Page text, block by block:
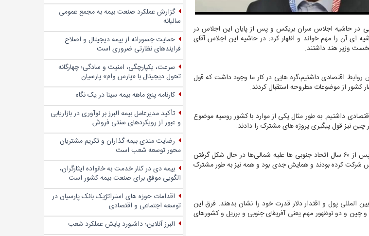
در حاشیه اجلاس سران بریکس و پس از پایان این اجلاس در
ای آن را مهم خواند و اظهار کرد: در حاشیه این اجلاس آقای
وزیر هند داشتند.
اقتصادی داشتیم،گره هایی در کار ما وجود داشت که قول
کشور از موضوعات مطروحه استقبال کردند.
داشتیم. به طور مثال یکی از موارد با کشور روسیه موضوع
چین نیز قول پیگیری پروژه های مشترک را دادند.
همتی با بیان اینکه درخصوص بریکس نیز اتفاق مهمی در دنیا افتاده است، عنوان کرد: پس از ۶۰ سال اتحاد جنوبی ها علیه شمالی‌ها در حال شکل گرفتن
و رهبر کشورها در بریکس شرکت کرده بودند و همایش جدی بود و همه نیز به طور مشترک
المللی پول و اقتدار دلار قدرت خود را نشان بدهند. فرق این
و چین و دو نوظهور مهم یعنی آفریقای جنوبی و برزیل و کشورهای
گزارش عملکرد صنعت بیمه به مجمع عمومی
سالیانه
حمایت جسورانه از بیمه دیجیتال و اصلاح
فرایندهای نظارتی ضروری است
سرعت، یکپارچگی، امنیت و سادگی؛ چهار‌گانه
تحول دیجیتال با «پارس وام» پارسیان
کارنامه پنج ماهه بیمه سینا در یک نگاه
تأکید مدیرعامل بیمه البرز بر نوآوری در بازاریابی
و عبور از رویکردهای سنتی فروش
رضایت مندی بیمه گذاران و تکریم مشتریان
محور توسعه شعب است
بیمه دی در کنار خدمت به خانواده ایثارگران،
الگویی موفق برای صنعت بیمه کشور است
اقدامات حوزه های استراتژیک بانک پارسیان در
توسعه اجتماعی و اقتصادی
البرز آنلاین؛ داشبورد پایش عملکرد شعب